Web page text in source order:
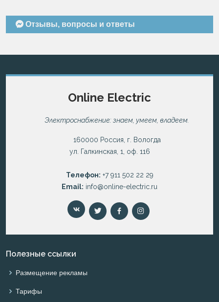
Отзывы, вопросы и ответы
Online Electric
Электроснабжение: знаем, умеем, владеем.
160000 Россия, г. Вологда
ул. Галкинская, 1, оф. 116
Телефон: +7 911 502 22 29
Email: info@online-electric.ru
Полезные ссылки
Размещение рекламы
Тарифы